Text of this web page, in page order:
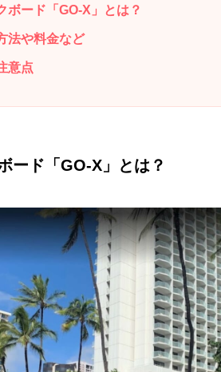
ボード「GO-X」とは？
法や料金など
意点
ード「GO-X」とは？